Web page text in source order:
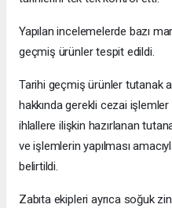
Yapılan incelemelerde bazı
geçmiş ürünler tespit edildi.
Tarihi geçmiş ürünler tutanak
hakkında gerekli cezai
ihlallere ilişkin hazırlanan
ve işlemlerin yapılması
belirtildi.
Zabıta ekipleri ayrıca soğuk